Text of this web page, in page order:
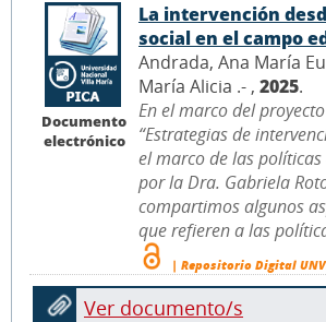
Documento
electrónico
La intervención
social en el campo
Andrada, Ana María
María Alicia .- , 2025.
En el marco del
“Estrategias de
el marco de las
por la Dra. Gabriela
compartimos algunos
que refieren a las
| Repositorio Digital
Ver documento/s